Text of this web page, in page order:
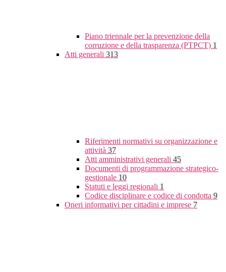
Piano triennale per la prevenzione della
corruzione e della trasparenza (PTPCT) 1
Atti generali 313
Riferimenti normativi su organizzazione e
attività 37
Atti amministrativi generali 45
Documenti di programmazione strategico-
gestionale 10
Statuti e leggi regionali 1
Codice disciplinare e codice di condotta 9
Oneri informativi per cittadini e imprese 7